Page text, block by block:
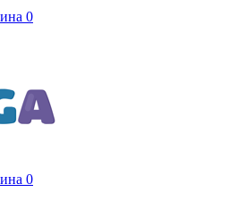
0
0